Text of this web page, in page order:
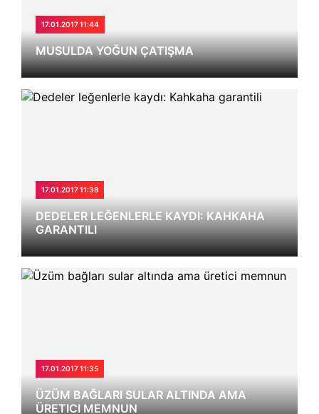
17.01.2017 11:44
MUSULDA YOĞUN ÇATIŞMA
17.01.2017 11:38
DEDELER LEĞENLERLE KAYDI: KAHKAHA
GARANTILI
17.01.2017 11:35
ÜZÜM BAĞLARI SULAR ALTINDA AMA
ÜRETICI MEMNUN